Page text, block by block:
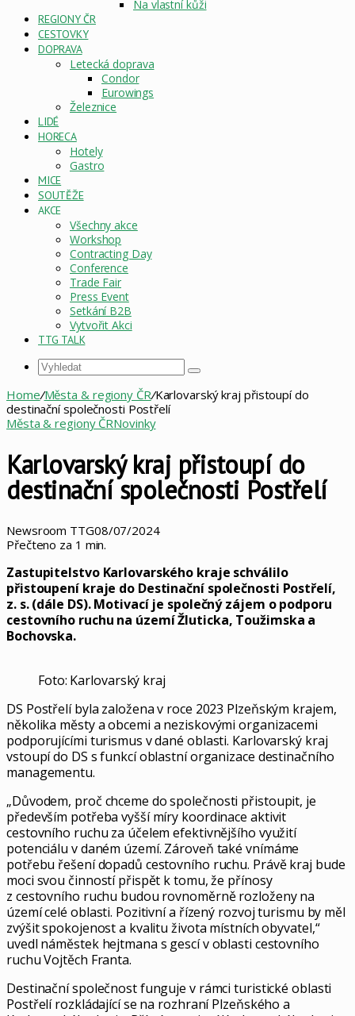
Na vlastní kůži
REGIONY ČR
CESTOVKY
DOPRAVA
Letecká doprava
Condor
Eurowings
Železnice
LIDÉ
HORECA
Hotely
Gastro
MICE
SOUTĚŽE
AKCE
Všechny akce
Workshop
Contracting Day
Conference
Trade Fair
Press Event
Setkání B2B
Vytvořit Akci
TTG TALK
Vyhledat
Home/Města & regiony ČR/Karlovarský kraj přistoupí do
destinační společnosti Postřelí
Města & regiony ČRNovinky
Karlovarský kraj přistoupí do
destinační společnosti Postřelí
Newsroom TTG08/07/2024
Přečteno za 1 min.
Zastupitelstvo Karlovarského kraje schválilo
přistoupení kraje do Destinační společnosti Postřelí,
z. s. (dále DS). Motivací je společný zájem o podporu
cestovního ruchu na území Žluticka, Toužimska a
Bochovska.
Foto: Karlovarský kraj
DS Postřelí byla založena v roce 2023 Plzeňským krajem,
několika městy a obcemi a neziskovými organizacemi
podporujícími turismus v dané oblasti. Karlovarský kraj
vstoupí do DS s funkcí oblastní organizace destinačního
managementu.
„Důvodem, proč chceme do společnosti přistoupit, je
především potřeba vyšší míry koordinace aktivit
cestovního ruchu za účelem efektivnějšího využití
potenciálu v daném území. Zároveň také vnímáme
potřebu řešení dopadů cestovního ruchu. Právě kraj bude
moci svou činností přispět k tomu, že přínosy
z cestovního ruchu budou rovnoměrně rozloženy na
území celé oblasti. Pozitivní a řízený rozvoj turismu by měl
zvýšit spokojenost a kvalitu života místních obyvatel,“
uvedl náměstek hejtmana s gescí v oblasti cestovního
ruchu Vojtěch Franta.
Destinační společnost funguje v rámci turistické oblasti
Postřelí rozkládající se na rozhraní Plzeňského a